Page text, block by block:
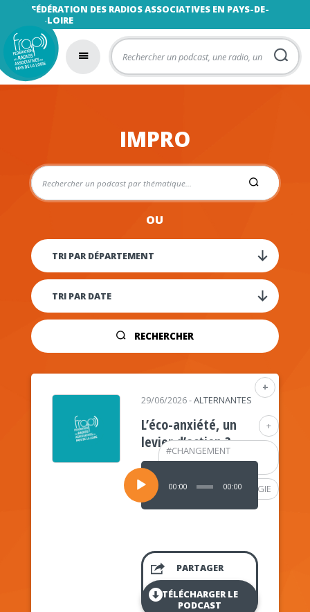
FÉDÉRATION DES RADIOS ASSOCIATIVES EN PAYS-DE-
LA-LOIRE
IMPRO
OU
RECHERCHER
+
+
#CHANGEMENT
CLIMATIQUE
#PSYCHOLOGIE
29/06/2026-ALTERNANTES
L’éco-anxiété, un
levier d’action ?
Lecteur
audio
00:00 00:00
PARTAGER
TÉLÉCHARGER LE
PODCAST